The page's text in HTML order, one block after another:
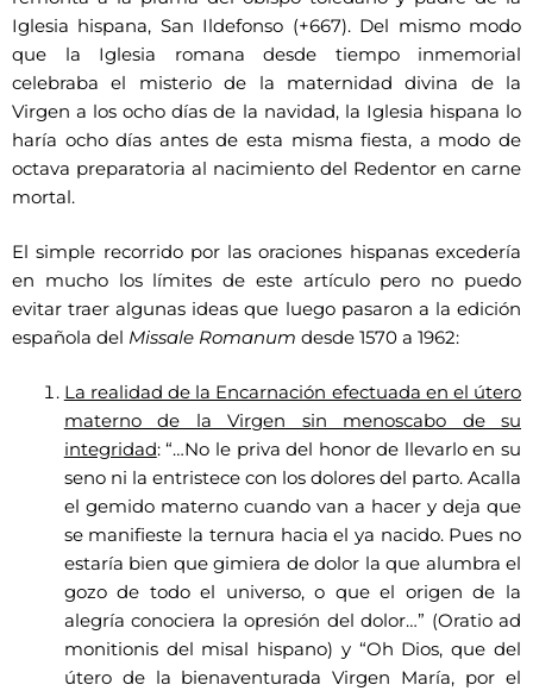
Iglesia hispana, San Ildefonso (+667). Del mismo modo
que la Iglesia romana desde tiempo inmemorial
celebraba el misterio de la maternidad divina de la
Virgen a los ocho días de la navidad, la Iglesia hispana lo
haría ocho días antes de esta misma fiesta, a modo de
octava preparatoria al nacimiento del Redentor en carne
mortal.
El simple recorrido por las oraciones hispanas excedería
en mucho los límites de este artículo pero no puedo
evitar traer algunas ideas que luego pasaron a la edición
española del Missale Romanum desde 1570 a 1962:
La realidad de la Encarnación efectuada en el útero
materno de la Virgen sin menoscabo de su
integridad: “…No le priva del honor de llevarlo en su
seno ni la entristece con los dolores del parto. Acalla
el gemido materno cuando van a hacer y deja que
se manifieste la ternura hacia el ya nacido. Pues no
estaría bien que gimiera de dolor la que alumbra el
gozo de todo el universo, o que el origen de la
alegría conociera la opresión del dolor…” (Oratio ad
monitionis del misal hispano) y “Oh Dios, que del
útero de la bienaventurada Virgen María, por el